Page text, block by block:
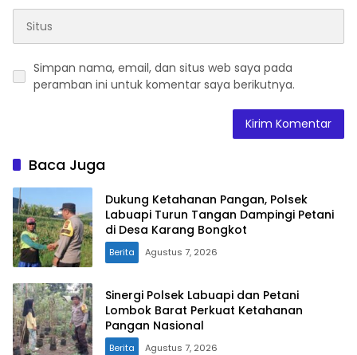
Simpan nama, email, dan situs web saya pada
peramban ini untuk komentar saya berikutnya.
Baca Juga
Dukung Ketahanan Pangan, Polsek
Labuapi Turun Tangan Dampingi Petani
di Desa Karang Bongkot
Berita Agustus 7, 2026
Sinergi Polsek Labuapi dan Petani
Lombok Barat Perkuat Ketahanan
Pangan Nasional
Berita Agustus 7, 2026